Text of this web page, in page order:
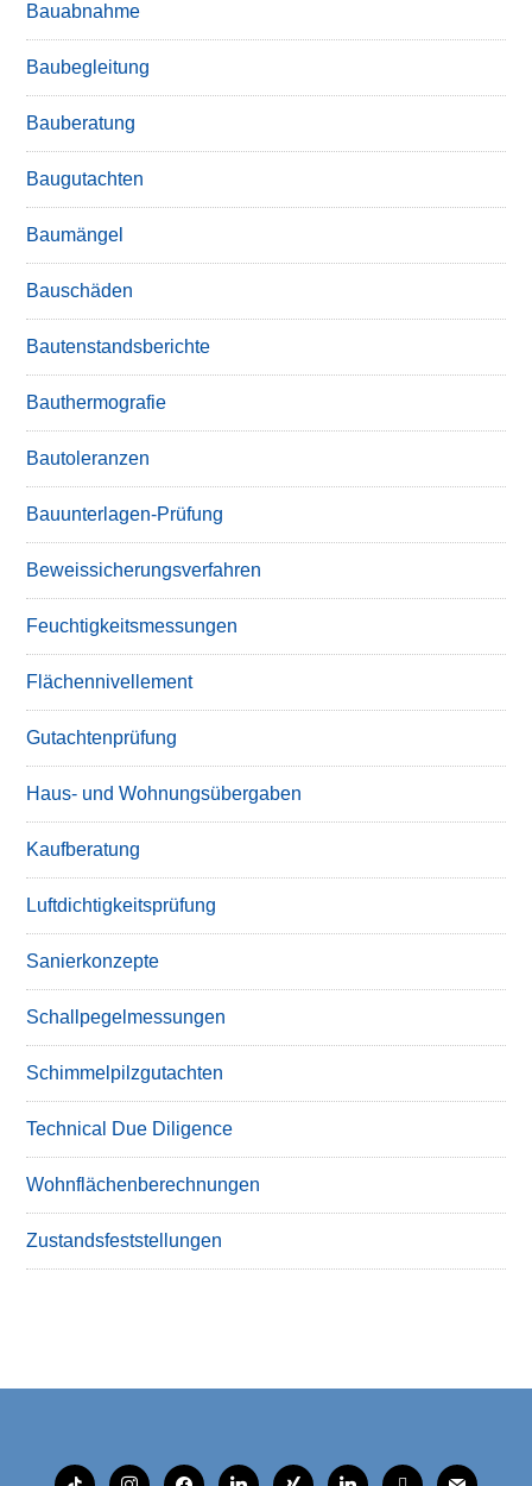
Bauabnahme
Baubegleitung
Bauberatung
Baugutachten
Baumängel
Bauschäden
Bautenstandsberichte
Bauthermografie
Bautoleranzen
Bauunterlagen-Prüfung
Beweissicherungsverfahren
Feuchtigkeitsmessungen
Flächennivellement
Gutachtenprüfung
Haus- und Wohnungsübergaben
Kaufberatung
Luftdichtigkeitsprüfung
Sanierkonzepte
Schallpegelmessungen
Schimmelpilzgutachten
Technical Due Diligence
Wohnflächenberechnungen
Zustandsfeststellungen
tiktok instagramfacebooklinkedinxing linkedinmobilemail